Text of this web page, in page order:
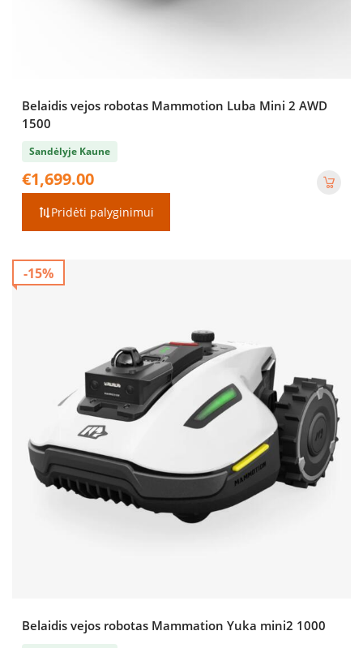
Belaidis vejos robotas Mammotion Luba Mini 2 AWD
1500
Sandėlyje Kaune
€1,699.00
Pridėti palyginimui
-15%
Belaidis vejos robotas Mammation Yuka mini2 1000